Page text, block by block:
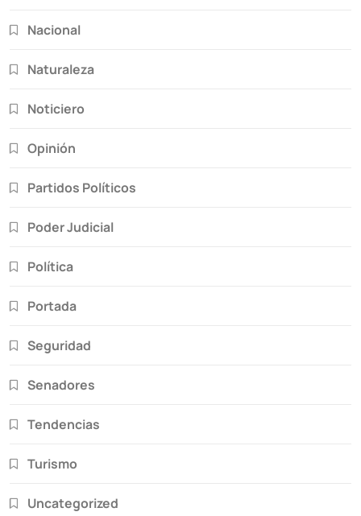
Nacional
Naturaleza
Noticiero
Opinión
Partidos Políticos
Poder Judicial
Política
Portada
Seguridad
Senadores
Tendencias
Turismo
Uncategorized